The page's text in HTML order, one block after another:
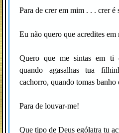
Para de crer em mim . . . crer é
Eu não quero que acredites em
Quero que me sintas em ti
quando agasalhas tua
cachorro, quando tomas banho
Para de louvar-me!
Que tipo de Deus ególatra tu